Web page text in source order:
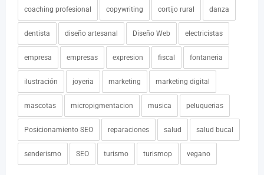
coaching profesional copywriting cortijo rural danza
dentista diseño artesanal Diseño Web electricistas
empresa empresas expresion fiscal fontaneria
ilustración joyeria marketing marketing digital
mascotas micropigmentacion musica peluquerias
Posicionamiento SEO reparaciones salud salud bucal
senderismo SEO turismo turismop vegano